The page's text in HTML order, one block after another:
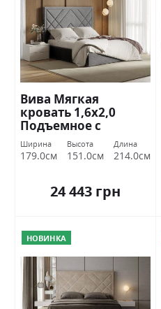
Вива Мягкая
кровать 1,6х2,0
Подъемное с
каркасом Міромарк
Ширина
179.0см
Высота
151.0см
Длина
214.0см
24 443 грн
НОВИНКА